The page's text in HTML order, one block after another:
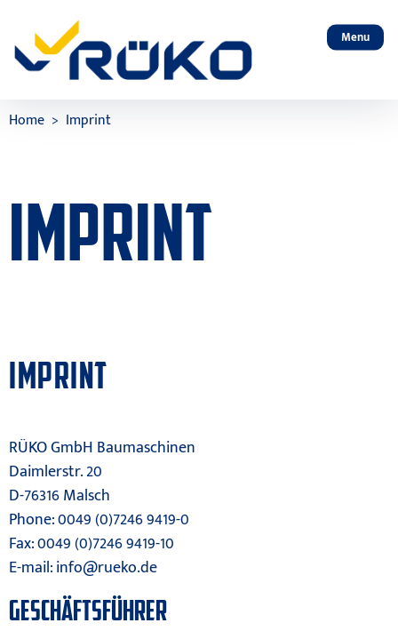
Menu
Home Imprint
IMPRINT
IMPRINT
RÜKO GmbH Baumaschinen
Daimlerstr. 20
D-76316 Malsch
Phone: 0049 (0)7246 9419-0
Fax: 0049 (0)7246 9419-10
E-mail:info@rueko.de
GESCHÄFTSFÜHRER